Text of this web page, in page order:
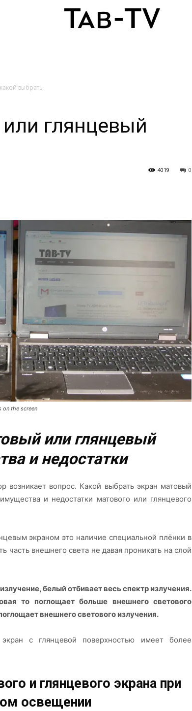
выбрать
глянцевый
0
4019
on the screen
или глянцевый
и недостатки
возникает вопрос. Какой выбрать экран матовый
и недостатки матового или глянцевого
экраном это наличие специальной плёнки в
часть внешнего света не давая проникать на слой
белый отбивает весь спектр излучения.
то поглощает больше внешнего светового
внешнего светового излучения.
с глянцевой поверхностью имеет более
и глянцевого экрана при
освещении